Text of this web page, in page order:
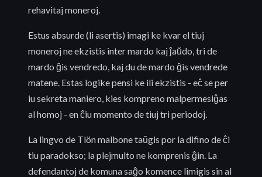
rehavitaj moneroj.
Estus absurde (li asertis) imagi ke kvar el tiuj
moneroj ne ekzistis inter mardo kaj ĵaŭdo, tri de
mardo ĝis vendredo, kaj du de mardo ĝis vendrede
matene. Estas logike pensi ke ili ekzistis - eĉ se per
iu sekreta maniero, kies kompreno malpermesiĝas
al homoj - en ĉiu momento de tiuj tri periodoj.
La lingvo de Tlön malbone taŭgis por la difino de ĉi
tiu paradokso; la plejmulto ne komprenis ĝin. La
defendantoj de komuna saĝo komence limigis sin al